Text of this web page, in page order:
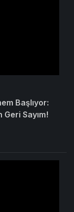
Başlıyor:
Sayım!